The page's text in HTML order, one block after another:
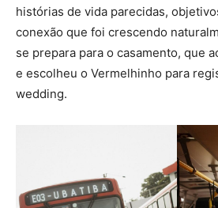
histórias de vida parecidas,
conexão que foi crescendo
se prepara para o casamento, que
e escolheu o Vermelhinho para
wedding.